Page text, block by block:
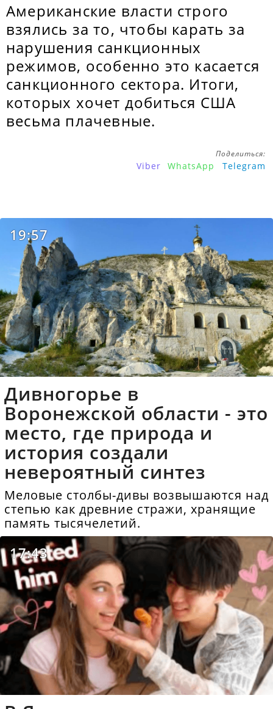
Американские власти строго
взялись за то, чтобы карать за
нарушения санкционных
режимов, особенно это касается
санкционного сектора. Итоги,
которых хочет добиться США
весьма плачевные.
Поделиться:
Viber WhatsApp Telegram
19:57
Дивногорье в
Воронежской области - это
место, где природа и
история создали
невероятный синтез
Меловые столбы-дивы возвышаются над
степью как древние стражи, хранящие
память тысячелетий.
17:43